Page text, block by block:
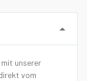
unserer
vom